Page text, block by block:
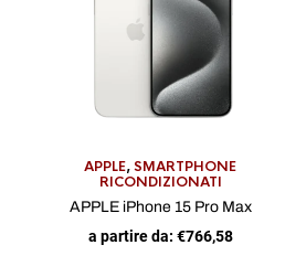
APPLE,SMARTPHONE
RICONDIZIONATI
APPLE iPhone 15 Pro Max
a partire da: €766,58